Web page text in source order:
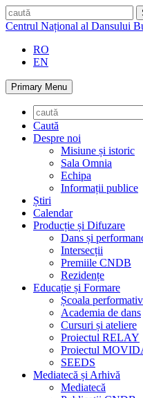
Skip
to
caută
Centrul Național al Dansului
RO
EN
Primary Menu
Caută
Despre noi
Misiune și istoric
Sala Omnia
Echipa
Informații publice
Știri
Calendar
Producție și Difuzare
Dans și
Intersecții
Premiile CNDB
Rezidențe
Educație și Formare
Școala
Academia de dans
Cursuri și ateliere
Proiectul RELAY
Proiectul
SEEDS
Mediatecă și Arhivă
Mediatecă